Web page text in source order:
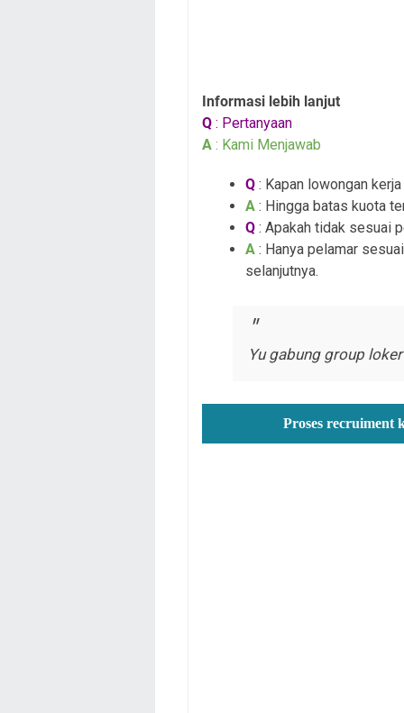
Informasi lebih lanjut
Q : Pertanyaan
A : Kami Menjawab
Q : Kapan lowongan
A : Hingga batas kuota
Q : Apakah tidak sesuai
A : Hanya pelamar
selanjutnya.
Yu gabung group
Proses recruiment